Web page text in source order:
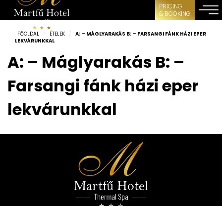
PRICING
& BOOKING
FŐOLDAL / ÉTELEK /
A: – MÁGLYARAKÁS B: – FARSANGI FÁNK HÁZI EPER
LEKVÁRUNKKAL
A: – Máglyarakás B: –
Farsangi fánk házi eper
lekvárunkkal